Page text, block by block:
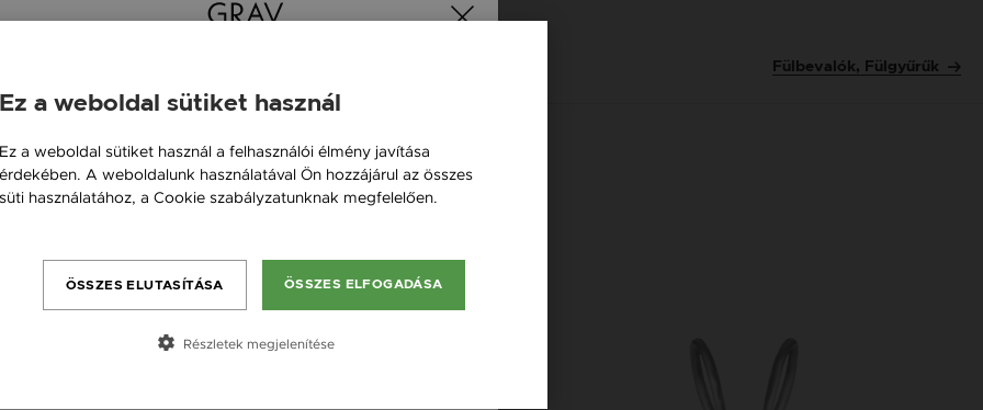
Fülbevalók, Fülgyűrűk
Új kollekció
Österreich / AT
România / RO
Slovensko / SK
Ez a weboldal sütiket használ
Ez a weboldal sütiket használ a felhasználói élmény javítása
érdekében. A weboldalunk használatával Ön hozzájárul az összes
süti használatához, a Cookie szabályzatunknak megfelelően.
ÖSSZES ELFOGADÁSA
ÖSSZES ELUTASÍTÁSA
Részletek megjelenítése